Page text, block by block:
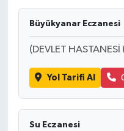
Büyükyanar Eczanesi
(DEVLET HASTANESİ
Yol Tarifi Al
Su Eczanesi